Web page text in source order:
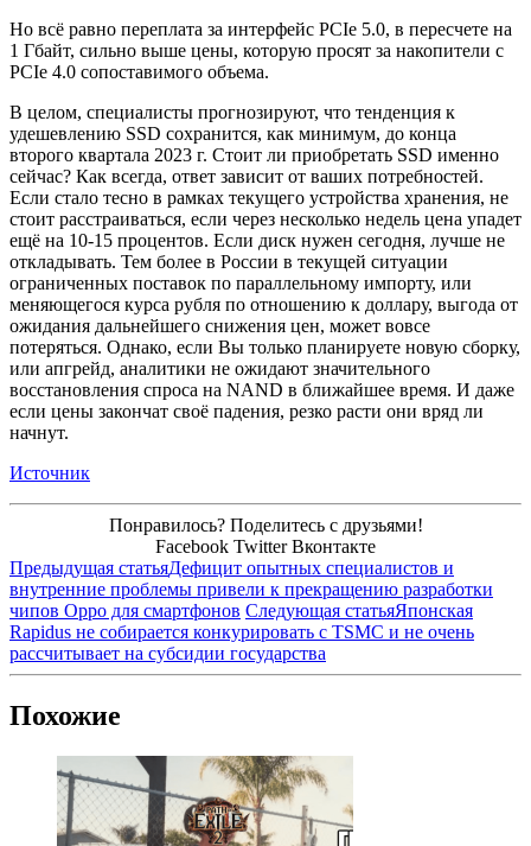
Но всё равно переплата за интерфейс PCIe 5.0, в пересчете на
1 Гбайт, сильно выше цены, которую просят за накопители с
PCIe 4.0 сопоставимого объема.
В целом, специалисты прогнозируют, что тенденция к
удешевлению SSD сохранится, как минимум, до конца
второго квартала 2023 г. Стоит ли приобретать SSD именно
сейчас? Как всегда, ответ зависит от ваших потребностей.
Если стало тесно в рамках текущего устройства хранения, не
стоит расстраиваться, если через несколько недель цена упадет
ещё на 10-15 процентов. Если диск нужен сегодня, лучше не
откладывать. Тем более в России в текущей ситуации
ограниченных поставок по параллельному импорту, или
меняющегося курса рубля по отношению к доллару, выгода от
ожидания дальнейшего снижения цен, может вовсе
потеряться. Однако, если Вы только планируете новую сборку,
или апгрейд, аналитики не ожидают значительного
восстановления спроса на NAND в ближайшее время. И даже
если цены закончат своё падения, резко расти они вряд ли
начнут.
Источник
Понравилось? Поделитесь с друзьями!
Facebook Twitter Вконтакте
Предыдущая статьяДефицит опытных специалистов и
внутренние проблемы привели к прекращению разработки
чипов Oppo для смартфонов Следующая статьяЯпонская
Rapidus не собирается конкурировать с TSMC и не очень
рассчитывает на субсидии государства
Похожие